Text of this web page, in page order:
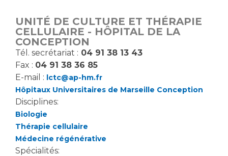
Vous allez être hospitalisé(e)
Vous avez un examen d'imagerie ou de radiologie
à réaliser
Vous avez une analyse à réaliser
Vous venez en consultation
myaphm, votre espace santé en ligne
Infos COVID-19
Vivre ensemble à l'hôpital
Emplois administratifs
Emplois médicaux
Espace Formation
Étudiants hospitaliers
Emplois techniques et médico-techniques
Emplois divers
Emplois socio-éducatifs
Statuts
Stages paramédicaux
UNITÉ DE CULTURE ET THÉRAPIE
CELLULAIRE - HÔPITAL DE LA
CONCEPTION
Tél. secrétariat : 04 91 38 13 43
Fax : 04 91 38 36 85
E-mail : lctc@ap-hm.fr
Hôpitaux Universitaires de Marseille Conception
Disciplines:
Biologie
Thérapie cellulaire
Médecine régénérative
Spécialités: